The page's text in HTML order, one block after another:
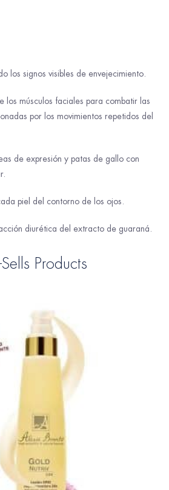
los signos visibles de envejecimiento.
los músculos faciales para combatir las
por los movimientos repetidos del
de expresión y patas de gallo con
piel del contorno de los ojos.
diurética del extracto de guaraná.
Products